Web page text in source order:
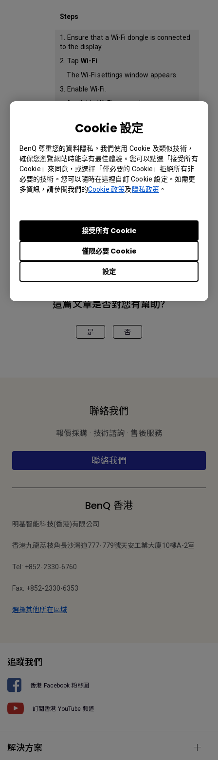
Cookie 設定
BenQ 尊重您的資料隱私。我們使用 Cookie 及類似技術，
確保您瀏覽網站時能享有最佳體驗。您可以點選「接受所有
Cookie」來同意，或選擇「僅必要的 Cookie」拒絕所有非
必要的技術。您可以隨時在這裡自訂 Cookie 設定。如需更
多資訊，請參閱我們的Cookie 政策及隱私政策。
設定
僅限必要 Cookie
接受所有 Cookie
Steps
1. Ensure that a Wi-Fi dongle is connected
to the display.
2. Tap Wi-Fi
The Wi-Fi settings window appears.
3. Enable Wi-Fi.
Available Wi-Fi connections appear.
The settings window appears.
5. Configure the settings.
6. TapConnect.
CP6501K Corporate, CP8601K, CS6501, CS7501,
CS8601 86" Corporate Meeting Room Display,
InstaShare 2, RM5502K, RM6502K, RM7502K, RM8602K
這篇文章是否對您有幫助?
是 否
聯絡我們
報價採購 · 技術諮詢 · 售後服務
聯絡我們
BenQ 香港
明基智能科技(香港)有限公司
香港九龍荔枝角長沙灣道777-779號天安工業大廈10樓A-2室
Tel: +852-2330-6760
Fax: +852-2330-6353
選擇其他所在區域
追蹤我們
香港 Facebook 粉絲團
訂閱香港 YouTube 頻道
解決方案